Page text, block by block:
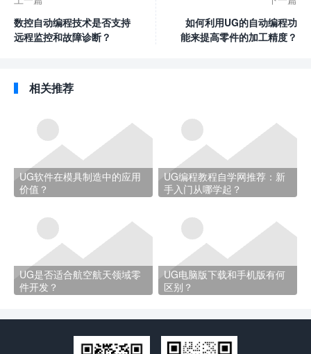
数控自动编程技术是否支持
远程监控和故障诊断？
如何利用UG的自动编程功
能来提高零件的加工精度？
相关推荐
UG软件在模具制造中的应用
价值？
UG编程教程自学网推荐：新
手入门从哪学起？
UG是否适合航空航天领域零
件开发？
UG电脑版下载和手机版有何
区别？